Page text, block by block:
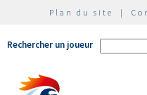
Plan du site |
Rechercher un joueur